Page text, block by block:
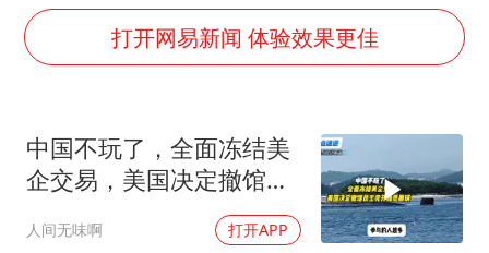
白海豚路径图
56岁刘奕君跟13岁女儿合跳
大疆错失宇树
从科技创新看开局起步的时与势
打开网易新闻 体验效果更佳
中国不玩了，全面冻结美
企交易，美国决定撤馆，
人间无味啊 打开APP